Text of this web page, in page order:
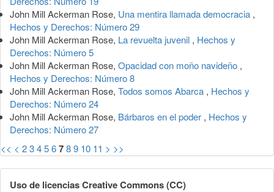
John Mill Ackerman Rose, Una mentira llamada democracia ,
Hechos y Derechos: Número 29
John Mill Ackerman Rose, La revuelta juvenil , Hechos y
Derechos: Número 5
John Mill Ackerman Rose, Opacidad con moño navideño ,
Hechos y Derechos: Número 8
John Mill Ackerman Rose, Todos somos Abarca , Hechos y
Derechos: Número 24
John Mill Ackerman Rose, Bárbaros en el poder , Hechos y
Derechos: Número 27
<< < 23456789 10 11 > >>
Uso de licencias Creative Commons (CC)